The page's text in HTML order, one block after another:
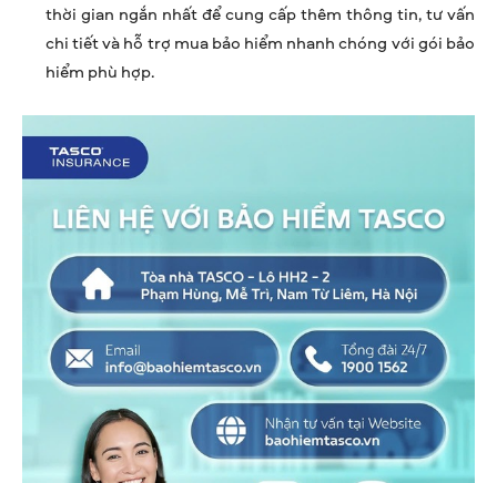
thời gian ngắn nhất để cung cấp thêm thông tin, tư vấn
chi tiết và hỗ trợ mua bảo hiểm nhanh chóng với gói bảo
hiểm phù hợp.